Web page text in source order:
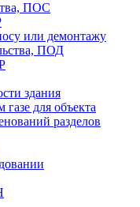
ПОС
или демонтажу
ПОД
здания
для объекта
разделов